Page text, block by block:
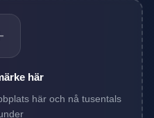
här
här och nå tusentals